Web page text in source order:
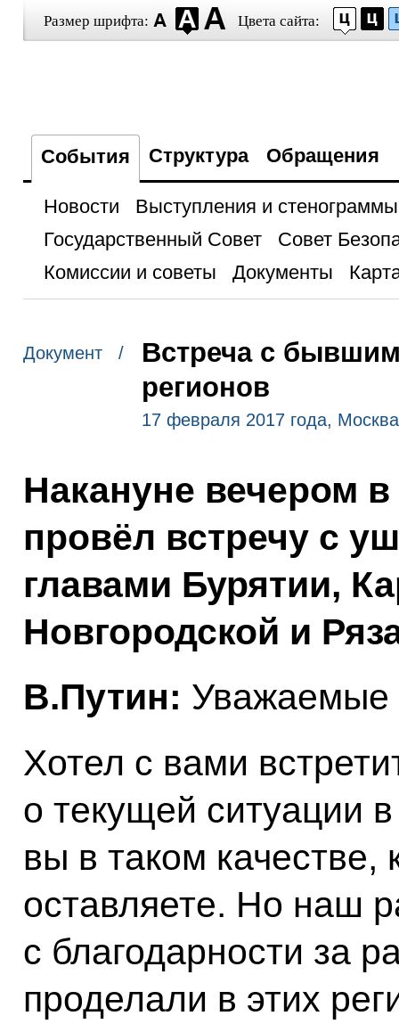
Размер шрифта: Цвета сайта:
События Структура Обращения
Новости
Выступления и стенограммы
Государственный Совет
Совет
Комиссии и советы
Документы
Документ /
Встреча с
регионов
17 февраля 2017 года,
Накануне вечером
провёл встречу с
главами Бурятии,
Новгородской и
В.Путин: Уважаемые
Хотел с вами
о текущей ситуации
вы в таком качестве,
оставляете. Но наш
с благодарности за
проделали в этих